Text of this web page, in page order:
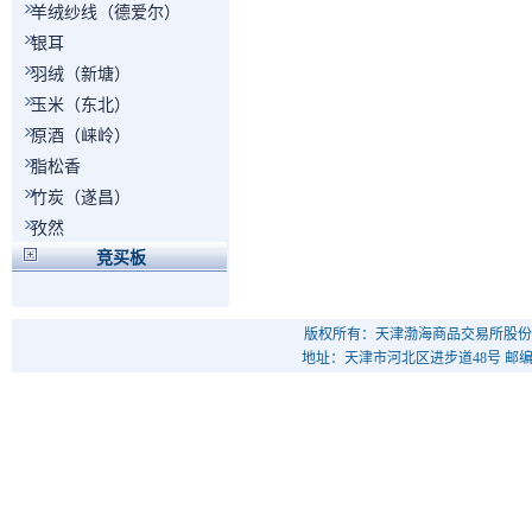
羊绒纱线（德爱尔）
银耳
羽绒（新塘）
玉米（东北）
原酒（崃岭）
脂松香
竹炭（遂昌）
孜然
竞买板
版权所有：天津渤海商品交易所股
地址：天津市河北区进步道48号 邮